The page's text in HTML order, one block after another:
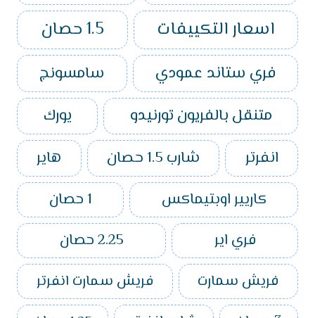
اسعار التكييفات 1.5 حصان
فري ستاند عمودي
سامسونج
متنقل بالفريون تورنيدو
يورك
انفرتر
شارب 1.5 حصان
هاير
كاريير اوبتيماكس
1 حصان
فري اير
2.25 حصان
فريش سمارت
فريش سمارت انفرتر